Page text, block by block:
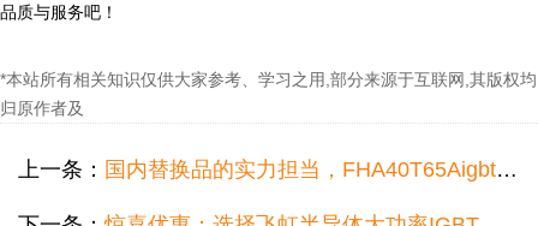
*本站所有相关知识仅供大家参考、学习之用,部分来源于互联网,其版权均
归原作者及
上一条： 国内替换品的实力担当，FHA40T65Aigbt的性能与参数